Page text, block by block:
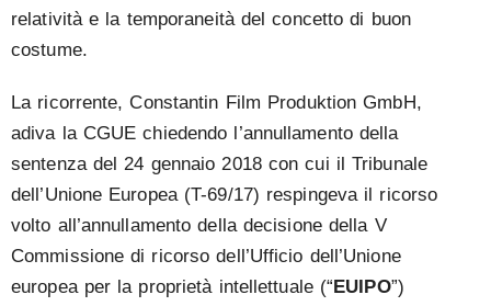
relatività e la temporaneità del concetto di buon
costume.
La ricorrente, Constantin Film Produktion GmbH,
adiva la CGUE chiedendo l’annullamento della
sentenza del 24 gennaio 2018 con cui il Tribunale
dell’Unione Europea (T-69/17) respingeva il ricorso
volto all’annullamento della decisione della V
Commissione di ricorso dell’Ufficio dell’Unione
europea per la proprietà intellettuale (“EUIPO”)